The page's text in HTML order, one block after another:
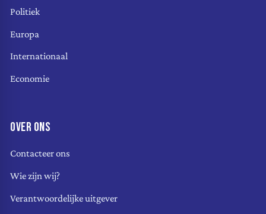
Politiek
Europa
Internationaal
Economie
OVER ONS
Contacteer ons
Wie zijn wij?
Verantwoordelijke uitgever